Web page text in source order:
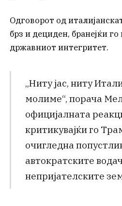
Одговорот од
брз и дециден, бранејќи
државниот интегритет.
„Ниту јас, ниту
молиме“, порача
официјалната
критикувајќи го
очигледна
автократските
непријателските